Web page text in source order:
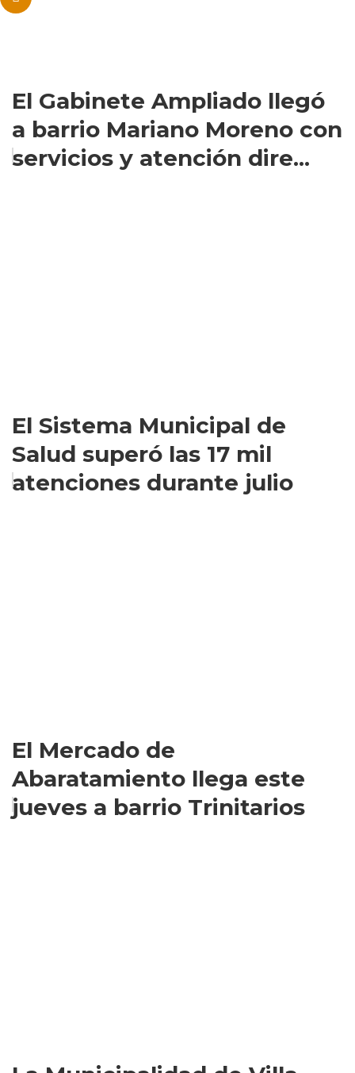
El Gabinete Ampliado llegó
a barrio Mariano Moreno con
servicios y atención dire...
El Sistema Municipal de
Salud superó las 17 mil
atenciones durante julio
El Mercado de
Abaratamiento llega este
jueves a barrio Trinitarios